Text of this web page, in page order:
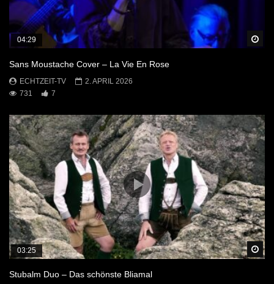
04:29
Sans Moustache Cover – La Vie En Rose
ECHTZEIT-TV
2. APRIL 2026
731
7
03:25
Stubalm Duo – Das schönste Bliamal